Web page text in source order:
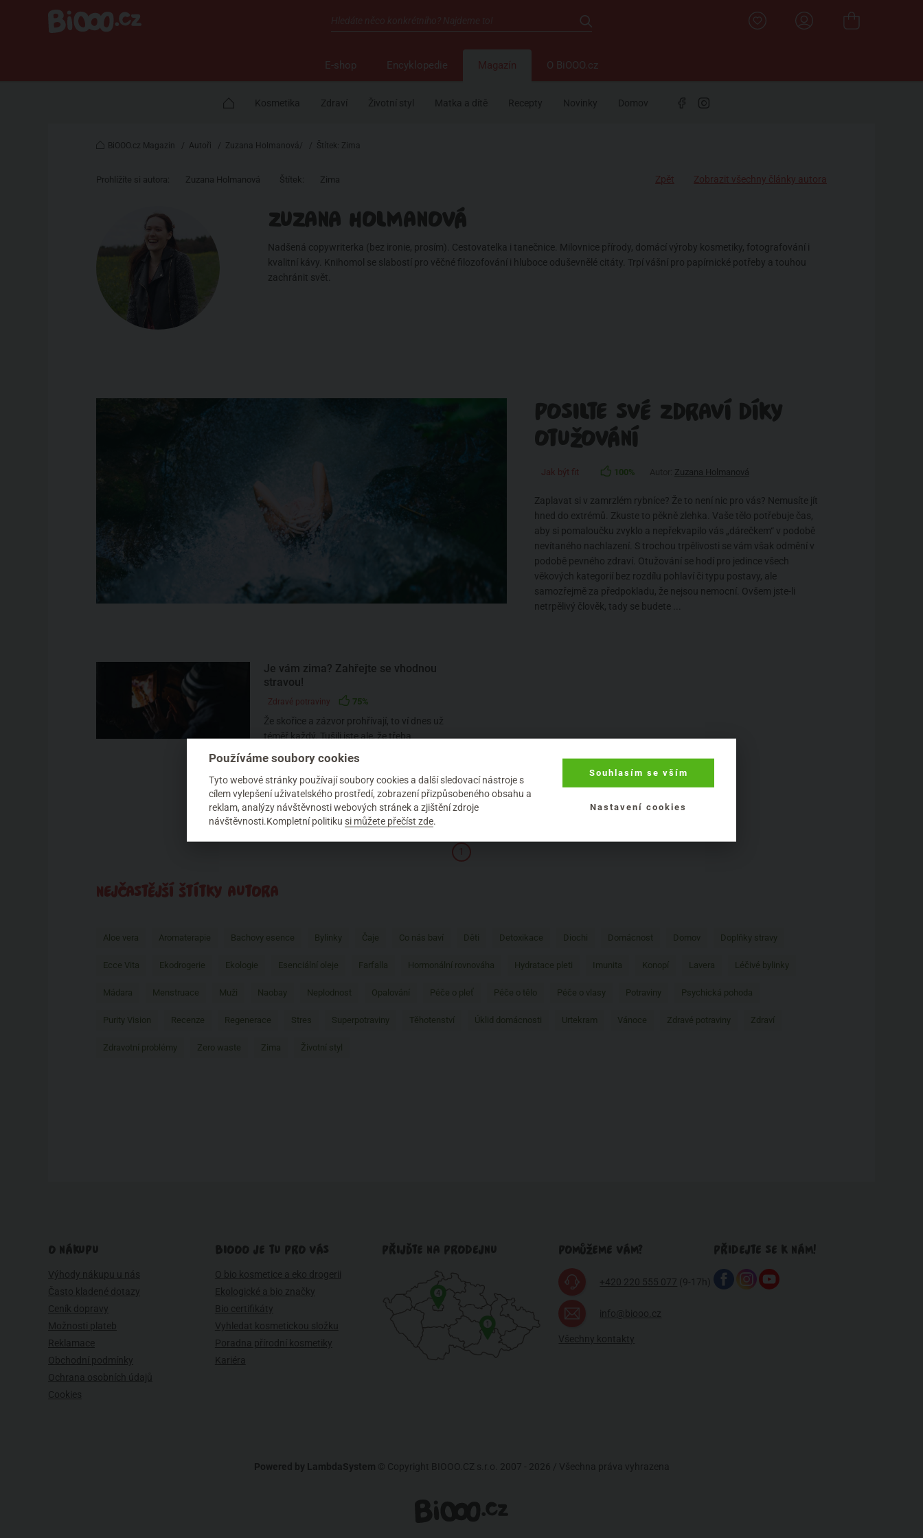
E-shop Encyklopedie Magazín O BiOOO.cz
Kosmetika Zdraví Životní styl Matka a dítě Recepty Novinky Domov
BiOOO.cz Magazin / Autoři / Zuzana Holmanová/ / Štítek: Zima
Zpět Zobrazit všechny články autora
Prohlížíte si autora: Zuzana Holmanová Štítek: Zima
ZUZANA HOLMANOVÁ
Nadšená copywriterka (bez ironie, prosím). Cestovatelka i tanečnice. Milovnice přírody, domácí výroby kosmetiky, fotografování i
kvalitní kávy. Knihomol se slabostí pro věčné filozofování i hluboce oduševnělé citáty. Trpí vášní pro papírnické potřeby a touhou
zachránit svět.
POSILTE SVÉ ZDRAVÍ DÍKY
OTUŽOVÁNÍ
Jak být fit 100% Zuzana Holmanová
Zaplavat si v zamrzlém rybníce? Že to není nic pro vás? Nemusíte jít
hned do extrémů. Zkuste to pěkně zlehka. Vaše tělo potřebuje čas,
aby si pomaloučku zvyklo a nepřekvapilo vás „dárečkem“ v podobě
nevítaného nachlazení. S trochou trpělivosti se vám však odmění v
podobě pevného zdraví. Otužování se hodí pro jedince všech
věkových kategorií bez rozdílu pohlaví či typu postavy, ale
samozřejmě za předpokladu, že nejsou nemocní. Ovšem jste-li
netrpělivý člověk, tady se budete ...
Je vám zima? Zahřejte se vhodnou
stravou!
Zdravé potraviny 75%
Že skořice a zázvor prohřívají, to ví dnes už
téměř každý. Tušili jste ale, že třeba
pomeranče a mandarinky, tolik ob...
1
NEJČASTĚJŠÍ ŠTÍTKY AUTORA
Aloe vera Aromaterapie Bachovy esence Bylinky Čaje Co nás baví Děti Detoxikace Diochi Domácnost Domov Doplňky stravy
Ecce Vita Ekodrogerie Ekologie Esenciální oleje Farfalla Hormonální rovnováha Hydratace pleti Imunita Konopí Lavera Léčivé bylinky
Mádara Menstruace Muži Naobay Neplodnost Opalování Péče o pleť Péče o tělo Péče o vlasy Potraviny Psychická pohoda
Purity Vision Recenze Regenerace Stres Superpotraviny Těhotenství Úklid domácnosti Urtekram Vánoce Zdravé potraviny Zdraví
Zdravotní problémy Zero waste Zima Životní styl
O NÁKUPU
Výhody nákupu u nás
Často kladené dotazy
Ceník dopravy
Možnosti plateb
Reklamace
Obchodní podmínky
Ochrana osobních údajů
Cookies
BIOOO JE TU PRO VÁS
O bio kosmetice a eko drogerii
Ekologické a bio značky
Bio certifikáty
Vyhledat kosmetickou složku
Poradna přírodní kosmetiky
Kariéra
PŘIJĎTE NA PRODEJNU
1
4
POMŮŽEME VÁM?
+420 220 555 077 (9-17h)
info@biooo.cz
Všechny kontakty
PŘIDEJTE SE K NÁM!
Powered by LambdaSystem © Copyright BIOOO.CZ s.r.o. 2007 - 2026 / Všechna práva vyhrazena
Používáme soubory cookies
Tyto webové stránky používají soubory cookies a další sledovací nástroje s
cílem vylepšení uživatelského prostředí, zobrazení přizpůsobeného obsahu a
reklam, analýzy návštěvnosti webových stránek a zjištění zdroje
návštěvnosti.Kompletní politiku si můžete přečíst zde.
Souhlasím se vším
Nastavení cookies